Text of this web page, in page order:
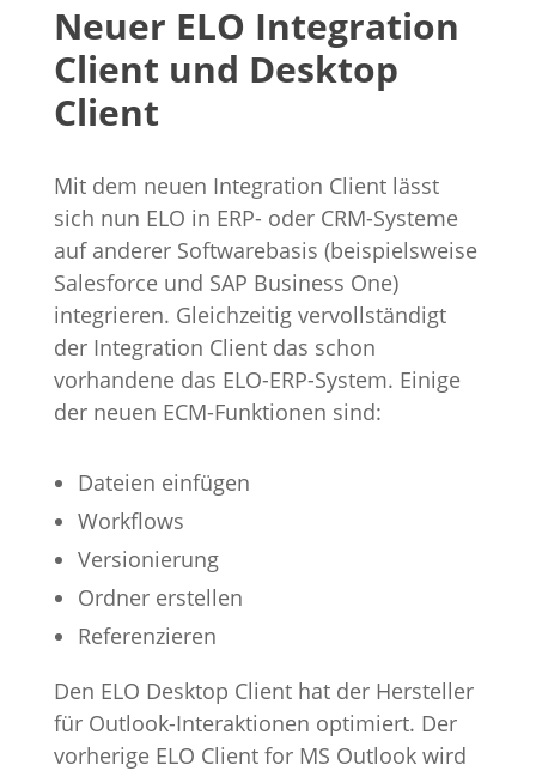
Neuer ELO Integration
Client und Desktop
Client
Mit dem neuen Integration Client lässt
sich nun ELO in ERP- oder CRM-Systeme
auf anderer Softwarebasis (beispielsweise
Salesforce und SAP Business One)
integrieren. Gleichzeitig vervollständigt
der Integration Client das schon
vorhandene das ELO-ERP-System. Einige
der neuen ECM-Funktionen sind:
Dateien einfügen
Workflows
Versionierung
Ordner erstellen
Referenzieren
Den ELO Desktop Client hat der Hersteller
für Outlook-Interaktionen optimiert. Der
vorherige ELO Client for MS Outlook wird